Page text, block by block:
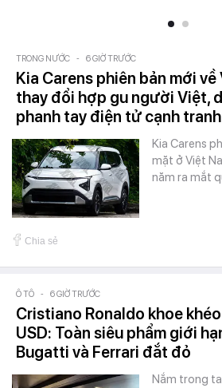
TRONG NƯỚC - 6 GIỜ TRƯỚC
Kia Carens phiên bản mới
thay đổi hợp gu người Việt,
phanh tay điện tử cạnh
Kia Carens
mặt ở Việt
năm ra mắt
Chia sẻ
Ô TÔ - 6 GIỜ TRƯỚC
Cristiano Ronaldo khoe
USD: Toàn siêu phẩm giới
Bugatti và Ferrari đắt đỏ
Nắm trong